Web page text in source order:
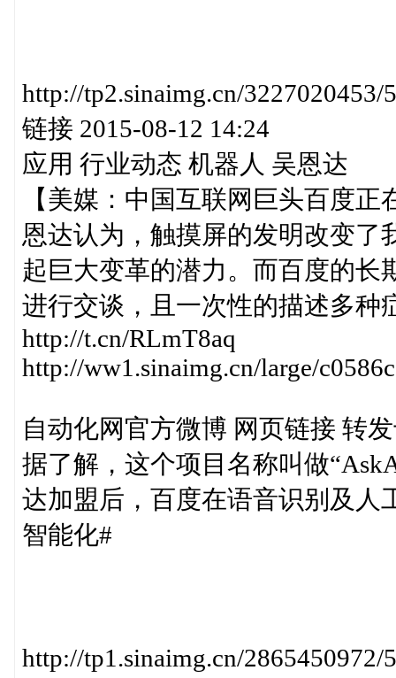
http://tp2.sinaimg.cn/
链接 2015-08-12 14:24
应用 行业动态 机器人 吴恩达
【美媒：中国互联网巨头百度
恩达认为，触摸屏的发明改变了
起巨大变革的潜力。而百度的长
进行交谈，且一次性的描述多种
http://t.cn/RLmT8aq
http://ww1.sinaimg.cn/large/
自动化网官方微博 网页链接 转
据了解，这个项目名称叫做
达加盟后，百度在语音识别及人
智能化#
http://tp1.sinaimg.cn/